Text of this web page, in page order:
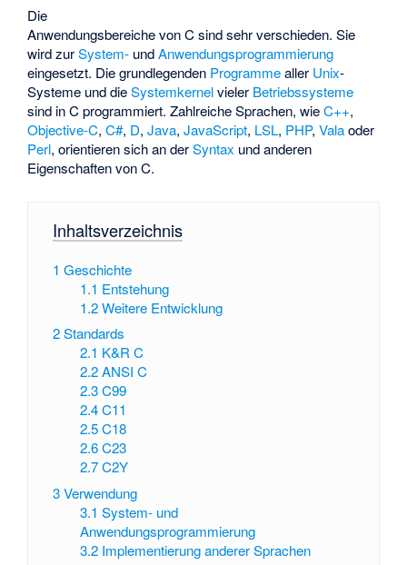
Die
Anwendungsbereiche von C sind sehr verschieden. Sie
wird zurSystem- undAnwendungsprogrammierung
eingesetzt. Die grundlegenden Programmealler Unix-
Systeme und dieSystemkernelvieler Betriebssysteme
sind in C programmiert. Zahlreiche Sprachen, wieC++,
Objective-C,C#, D,Java,JavaScript, LSL, PHP,Valaoder
Perl, orientieren sich an derSyntax und anderen
Eigenschaften von C.
Inhaltsverzeichnis
1 Geschichte
1.1 Entstehung
1.2 Weitere Entwicklung
2Standards
2.1 K&R C
2.2 ANSI C
2.3 C99
2.4 C11
2.5 C18
2.6 C23
2.7 C2Y
3Verwendung
3.1 System- und
Anwendungsprogrammierung
3.2 Implementierung anderer Sprachen